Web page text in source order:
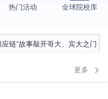
热门活动 全球院校库
景，成功斩获英国名校多份
链”故事敲开哥大、宾大之门
UCL录取案例解析
共事务硕士录取
更多